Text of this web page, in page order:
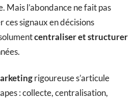
l’abondance ne fait pas
signaux en décisions
centraliser et structurer
rigoureuse s’articule
: collecte, centralisation,